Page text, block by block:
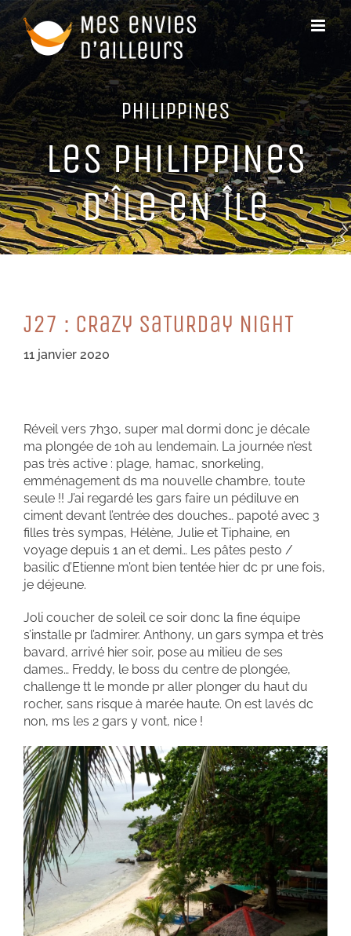
Passer
au
contenu
PHiLiPPiNeS
LeS PHiLiPPiNeS
D’îLe eN îLe
J27 : CRaZy SaTuRDay NiGHT
11 janvier 2020
Réveil vers 7h30, super mal dormi donc je décale
ma plongée de 10h au lendemain. La journée n’est
pas très active : plage, hamac, snorkeling,
emménagement ds ma nouvelle chambre, toute
seule !! J’ai regardé les gars faire un pédiluve en
ciment devant l’entrée des douches… papoté avec 3
filles très sympas, Hélène, Julie et Tiphaine, en
voyage depuis 1 an et demi… Les pâtes pesto /
basilic d’Etienne m’ont bien tentée hier dc pr une fois,
je déjeune.
Joli coucher de soleil ce soir donc la fine équipe
s’installe pr l’admirer. Anthony, un gars sympa et très
bavard, arrivé hier soir, pose au milieu de ses
dames… Freddy, le boss du centre de plongée,
challenge tt le monde pr aller plonger du haut du
rocher, sans risque à marée haute. On est lavés dc
non, ms les 2 gars y vont, nice !